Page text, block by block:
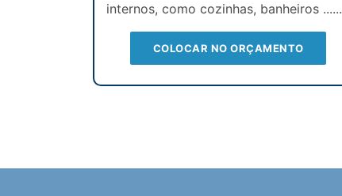
internos, como cozinhas, banheiros ......
COLOCAR NO ORÇAMENTO